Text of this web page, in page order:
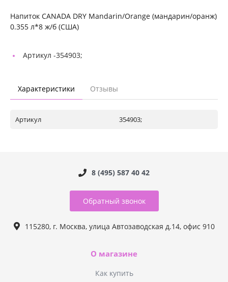
Напиток CANADA DRY Mandarin/Orange (мандарин/оранж)
0.355 л*8 ж/б (США)
Артикул -354903;
Характеристики Отзывы
Артикул 354903;
8 (495) 587 40 42
Обратный звонок
115280, г. Москва, улица Автозаводская д.14, офис 910
О магазине
Как купить